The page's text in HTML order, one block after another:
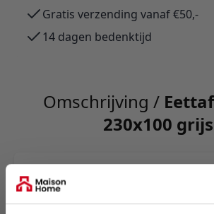
Gratis verzending vanaf €50,-
14 dagen bedenktijd
Omschrijving /
230x100 grijs
Eettafel Jules combineert robuuste
een slank marmerlook sintered
zwarte metalen poten. Duurzaam,